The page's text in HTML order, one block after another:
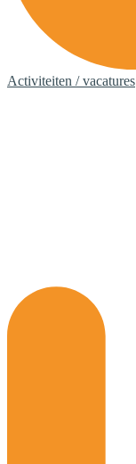
Activiteiten / vacatures